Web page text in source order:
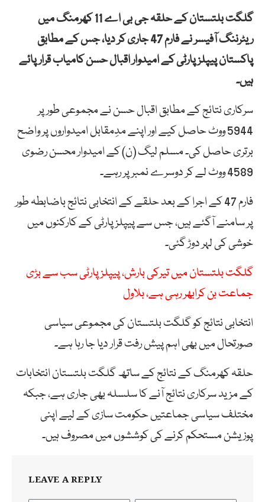
گلگت بلتستان کے حلقہ جی بی اے 11 کھرمنگ میں
ریٹرننگ آفیسر نے فارم 47 جاری کر دیا، جس کے مطابق
پاکستان پیپلز پارٹی کے امیدوار اقبال حسن کامیاب قرار پائے
ہیں۔
سرکاری نتائج کے مطابق اقبال حسن نے مجموعی طور پر
5944 ووٹ حاصل کیے اور اپنے مدِمقابل امیدواروں پر واضح
برتری حاصل کی۔ مسلم لیگ (ن) کے امیدوار محسن رضوی
4589 ووٹ لے کر دوسرے نمبر پر رہے۔
فارم 47 کے اجرا کے بعد حلقے کے انتخابی نتائج باضابطہ طور
پر سامنے آگئے ہیں، جس سے پیپلز پارٹی کے کارکنوں میں
خوشی کی لہر دوڑ گئی۔
گلگت بلتستان میں تیرکی بارش، پیپلزپارٹی سب سے بڑی
جماعت بن کرابھر رہی ہے، بلاول
انتخابی نتائج کو گلگت بلتستان کی مجموعی سیاسی
صورتحال میں بھی اہم پیش رفت قرار دیا جا رہا ہے۔
حلقہ کھرمنگ کے نتائج کے ساتھ گلگت بلتستان انتخابات
کے مزید سرکاری نتائج آنے کا سلسلہ بھی جاری ہے، جبکہ
مختلف سیاسی جماعتیں حکومت سازی کے لیے اپنی
پوزیشن مستحکم کرنے کی کوششوں میں مصروف ہیں۔
LEAVE A REPLY